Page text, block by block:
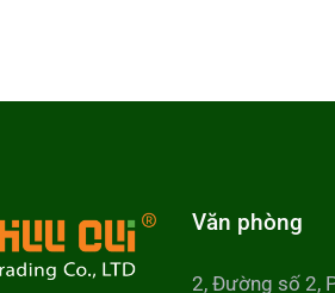
Văn phòng
2, Đường số 2,